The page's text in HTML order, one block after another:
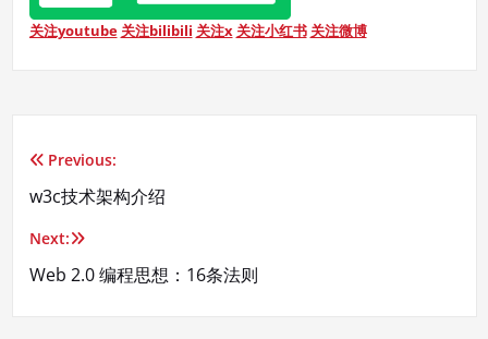
关注youtube 关注bilibili 关注x 关注小红书 关注微博
文
章
导
Previous:
w3c技术架构介绍
Next:
Web 2.0 编程思想：16条法则